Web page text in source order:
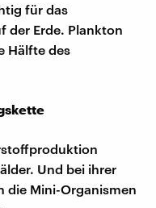
für das
der Erde. Plankton
Hälfte des
Und bei ihrer
die Mini-Organismen